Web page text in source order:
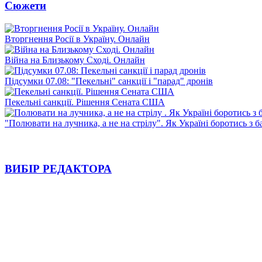
Сюжети
Вторгнення Росії в Україну. Онлайн
Війна на Близькому Сході. Онлайн
Підсумки 07.08: "Пекельні" санкції і "парад" дронів
Пекельні санкції. Рішення Сената США
"Полювати на лучника, а не на стрілу". Як Україні боротись з
ВИБІР РЕДАКТОРА